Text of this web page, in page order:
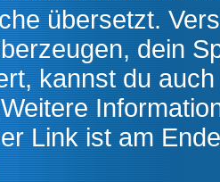
übersetzt.
dein
kannst du
Link ist am